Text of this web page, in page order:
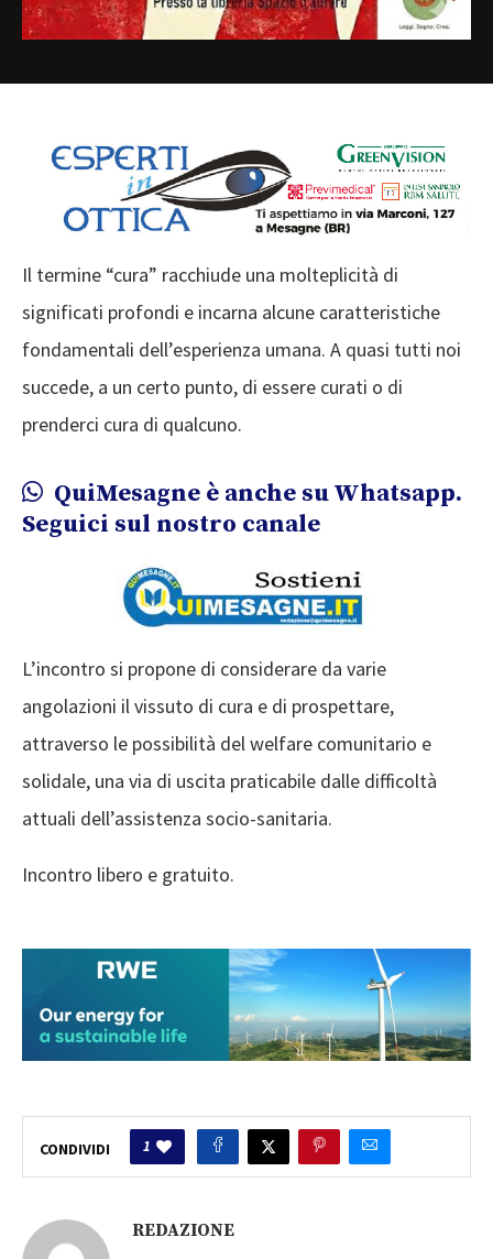
Il termine “cura” racchiude una molteplicità di
significati profondi e incarna alcune caratteristiche
fondamentali dell’esperienza umana. A quasi tutti noi
succede, a un certo punto, di essere curati o di
prenderci cura di qualcuno.
QuiMesagne è anche su Whatsapp.
Seguici sul nostro canale
L’incontro si propone di considerare da varie
angolazioni il vissuto di cura e di prospettare,
attraverso le possibilità del welfare comunitario e
solidale, una via di uscita praticabile dalle difficoltà
attuali dell’assistenza socio-sanitaria.
Incontro libero e gratuito.
CONDIVIDI 1
REDAZIONE